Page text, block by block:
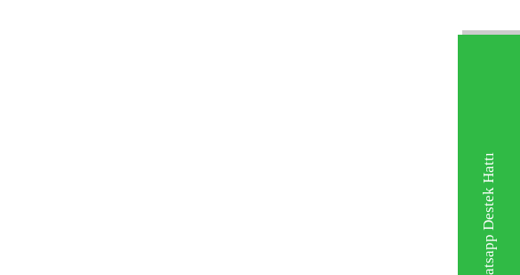
Whatsapp Destek Hattı